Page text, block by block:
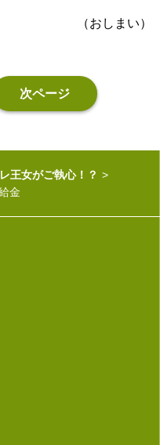
（おしまい）
次ページ
王女がご執心！？
金